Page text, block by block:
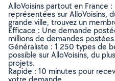
AlloVoisins partout en France
représentées sur AlloVoisins,
grande ville, trouvez un
Efficace : Une demande
millions de demandes
Généraliste : 1 250 types de
possible sur AlloVoisins, du
projets.
Rapide : 10 minutes pour